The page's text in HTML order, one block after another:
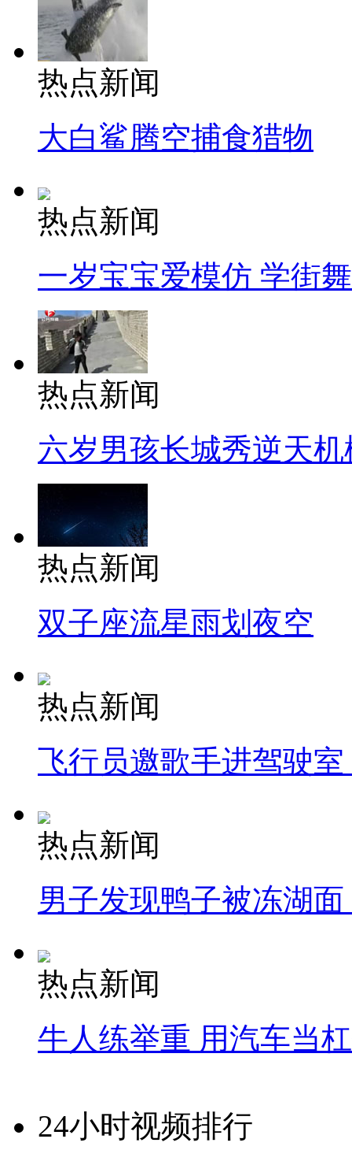
热点新闻
大白鲨腾空捕食猎物
热点新闻
一岁宝宝爱模仿 学街
热点新闻
六岁男孩长城秀逆天机
热点新闻
双子座流星雨划夜空
热点新闻
飞行员邀歌手进驾驶
热点新闻
男子发现鸭子被冻湖
热点新闻
牛人练举重 用汽车当
24小时视频排行